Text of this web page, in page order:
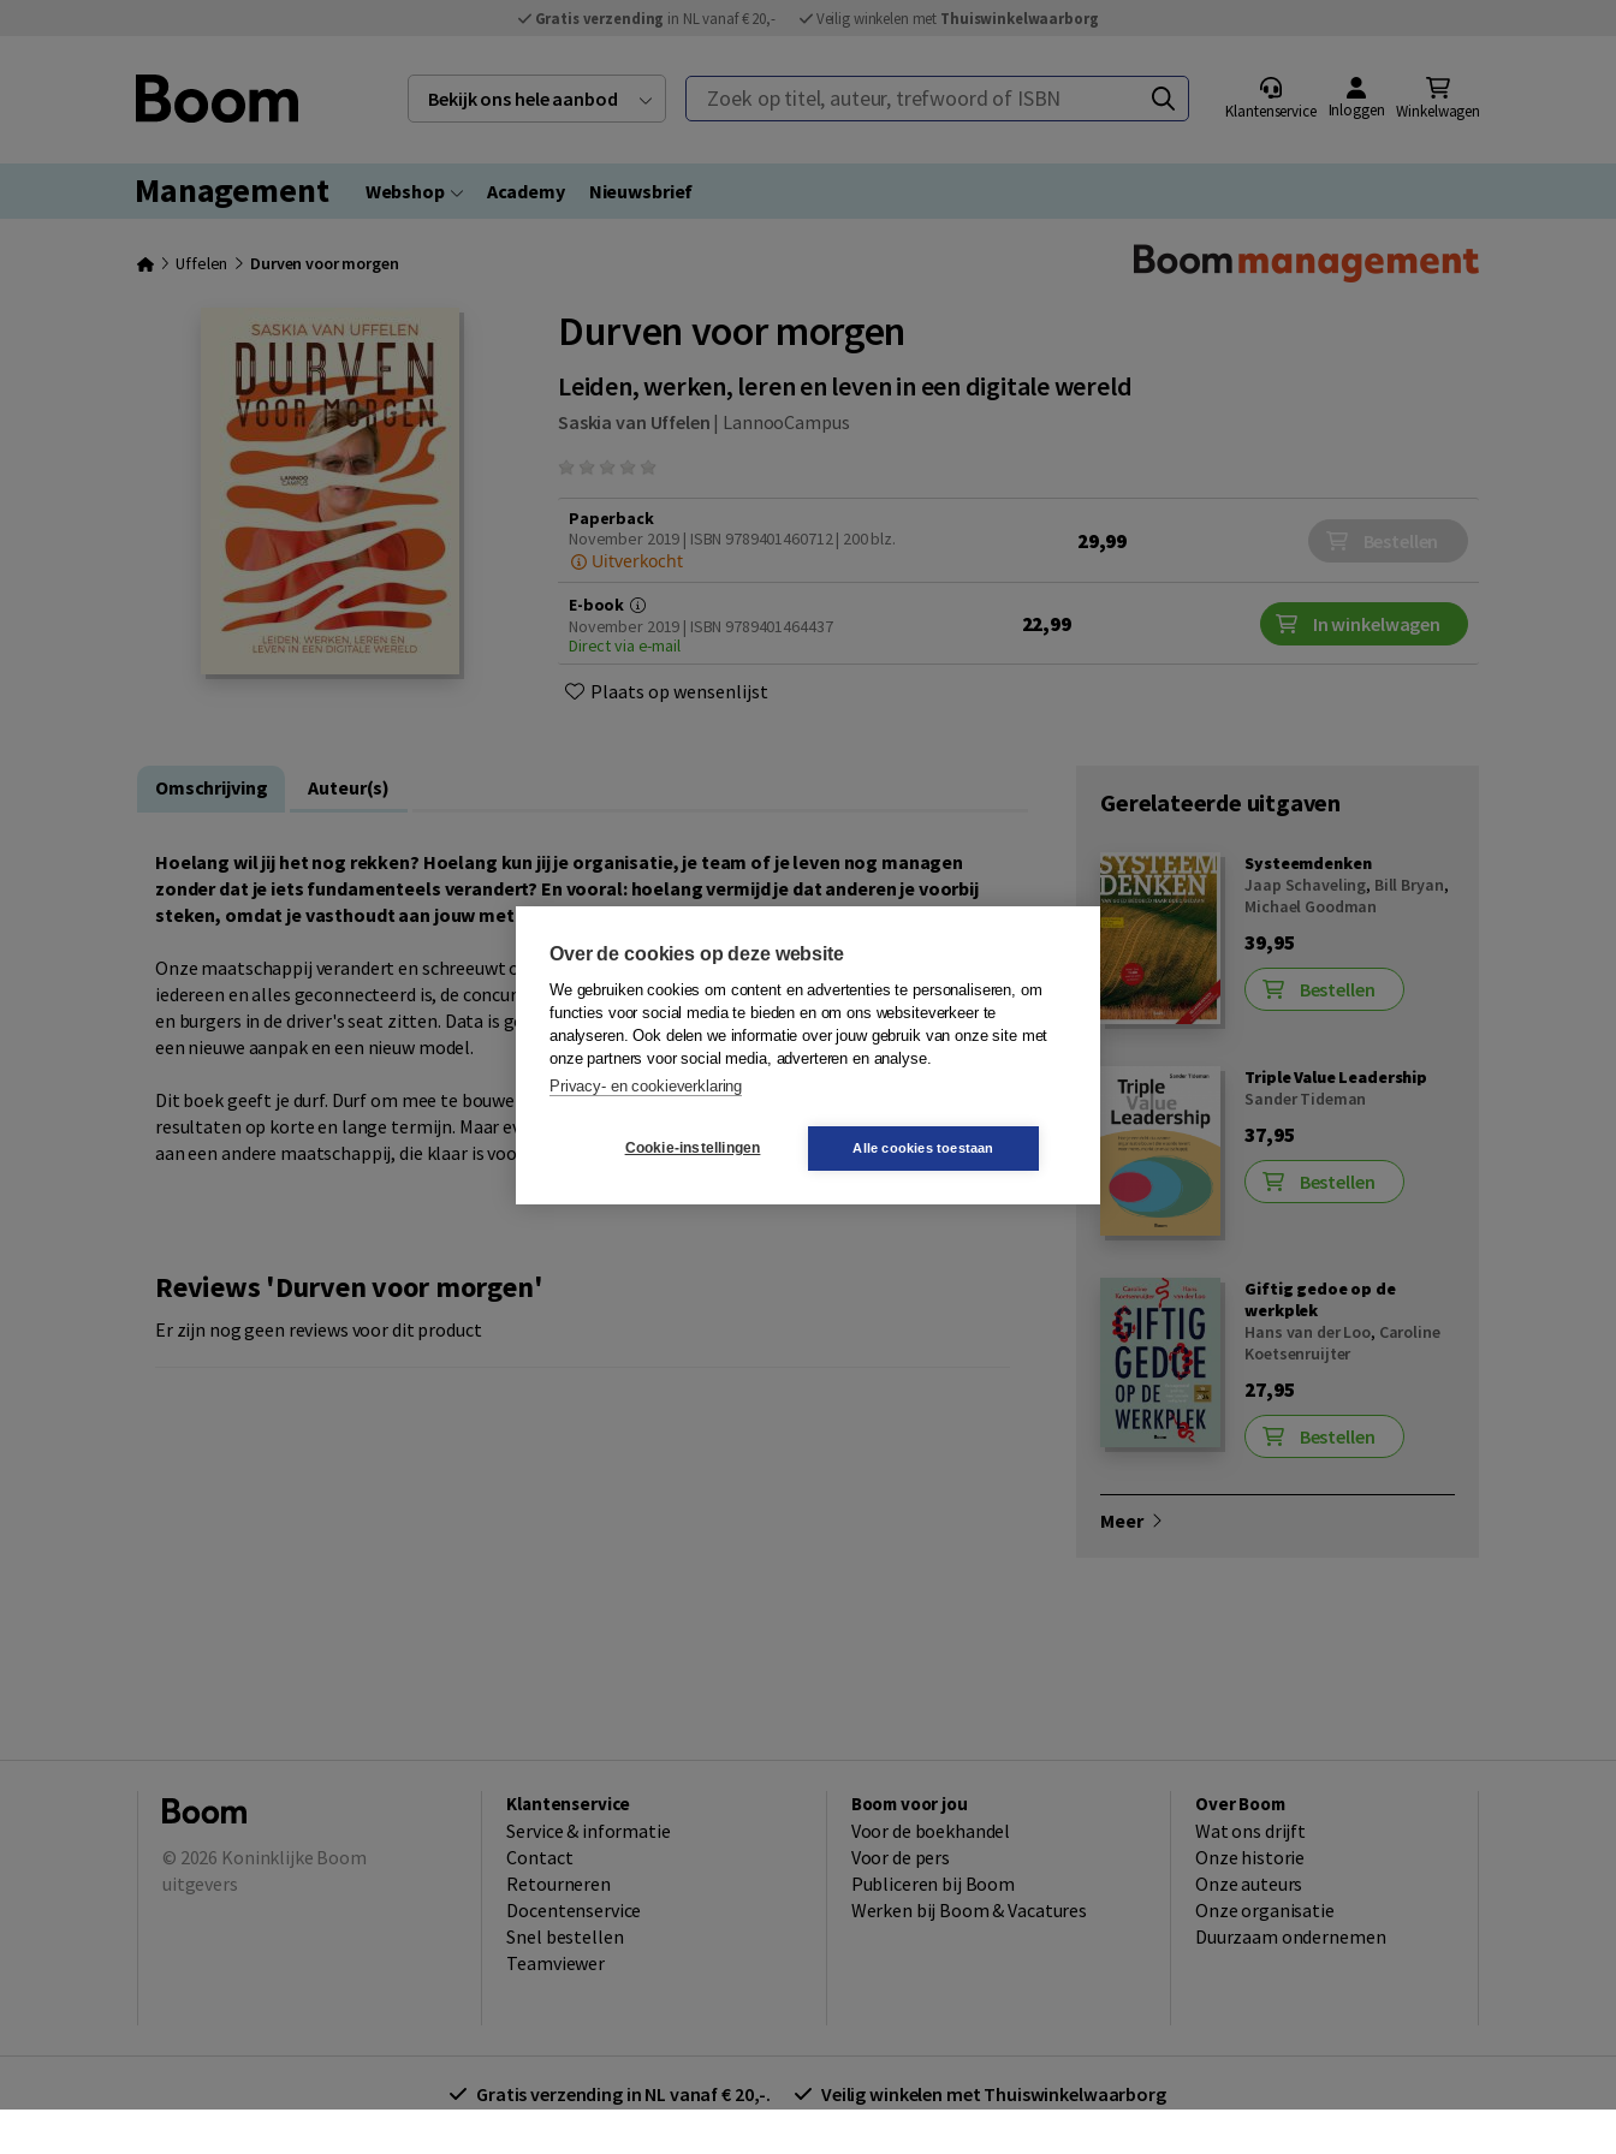
Gratis verzending in NL vanaf € 20,- Veilig winkelen met Thuiswinkelwaarborg
Bekijk ons hele aanbod Zoek op titel, auteur, trefwoord of ISBN
Klantenservice Inloggen Winkelwagen
Management Webshop Academy Nieuwsbrief
Uffelen Durven voor morgen
Durven voor morgen
Leiden, werken, leren en leven in een digitale wereld
Saskia van Uffelen | LannooCampus
Paperback
November 2019 | ISBN 9789401460712| 200 blz.
Uitverkocht
29,99
E-book
November 2019 | ISBN 9789401464437
Direct via e-mail
22,99 In winkelwagen
Plaats op wensenlijst
Omschrijving Auteur(s)
Hoelang wil jij het nog rekken? Hoelang kun jij je organisatie, je team of je leven nog managen
zonder dat je iets fundamenteels verandert? En vooral: hoelang vermijd je dat anderen je voorbij
steken, omdat je vasthoudt aan jouw methode en jouw comfortzone?
Onze maatschappij verandert en schreeuwt om een nieuw model. We leven in een digitaal tijdperk waarin
iedereen en alles geconnecteerd is, de concurrentie niet meer uit de sector komt, en klanten, gebruikers
en burgers in de driver's seat zitten. Data is goud en delen het nieuwe hebben. Het digitale tijdperk vereist
een nieuwe aanpak en een nieuw model.
Dit boek geeft je durf. Durf om mee te bouwen aan een andere bedrijfswereld, met een balans tussen
resultaten op korte en lange termijn. Maar evengoed om via persoonlijke levenskeuzes mee te bouwen
aan een andere maatschappij, die klaar is voor de volgende generatie.
Reviews 'Durven voor morgen'
Er zijn nog geen reviews voor dit product
Gerelateerde uitgaven
Systeemdenken
Jaap Schaveling, Bill Bryan,
Michael Goodman
39,95
Bestellen
Triple Value Leadership
Sander Tideman
37,95
Bestellen
Giftig gedoe op de
werkplek
Hans van der Loo, Caroline
Koetsenruijter
27,95
Bestellen
Meer
© 2026 Koninklijke Boom
uitgevers
Klantenservice
Service & informatie
Contact
Retourneren
Docentenservice
Snel bestellen
Teamviewer
Boom voor jou
Voor de boekhandel
Voor de pers
Publiceren bij Boom
Werken bij Boom & Vacatures
Over Boom
Wat ons drijft
Onze historie
Onze auteurs
Onze organisatie
Duurzaam ondernemen
Gratis verzending in NL vanaf € 20,-. Veilig winkelen met Thuiswinkelwaarborg
Over de cookies op deze website
We gebruiken cookies om content en advertenties te personaliseren, om
functies voor social media te bieden en om ons websiteverkeer te
analyseren. Ook delen we informatie over jouw gebruik van onze site met
onze partners voor social media, adverteren en analyse.
Privacy- en cookieverklaring
Cookie-instellingen Alle cookies toestaan